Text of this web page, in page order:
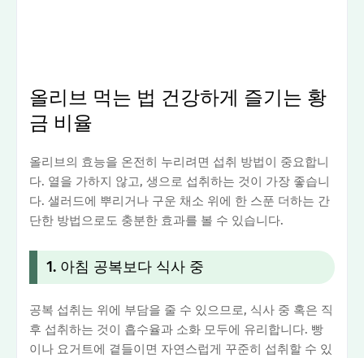
올리브 먹는 법 건강하게 즐기는 황
금 비율
올리브의 효능을 온전히 누리려면 섭취 방법이 중요합니
다. 열을 가하지 않고, 생으로 섭취하는 것이 가장 좋습니
다. 샐러드에 뿌리거나 구운 채소 위에 한 스푼 더하는 간
단한 방법으로도 충분한 효과를 볼 수 있습니다.
1. 아침 공복보다 식사 중
공복 섭취는 위에 부담을 줄 수 있으므로, 식사 중 혹은 직
후 섭취하는 것이 흡수율과 소화 모두에 유리합니다. 빵
이나 요거트에 곁들이면 자연스럽게 꾸준히 섭취할 수 있